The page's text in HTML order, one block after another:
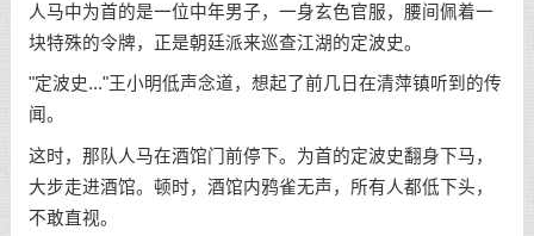
人马中为首的是一位中年男子，一身玄色官服，腰间佩着一
块特殊的令牌，正是朝廷派来巡查江湖的定波史。
"定波史..."王小明低声念道，想起了前几日在清萍镇听到的传
闻。
这时，那队人马在酒馆门前停下。为首的定波史翻身下马，
大步走进酒馆。顿时，酒馆内鸦雀无声，所有人都低下头，
不敢直视。